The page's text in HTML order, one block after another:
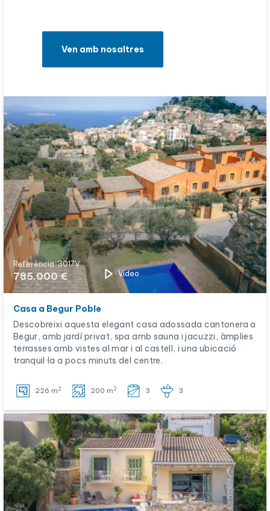
Ven amb nosaltres
Referència: 3017V
785.000 € Vídeo
Casa a Begur Poble
Descobreixi aquesta elegant casa adossada cantonera a
Begur, amb jardí privat, spa amb sauna i jacuzzi, àmplies
terrasses amb vistes al mar i al castell, i una ubicació
tranquil·la a pocs minuts del centre.
226 m 2 200 m 2 3 3